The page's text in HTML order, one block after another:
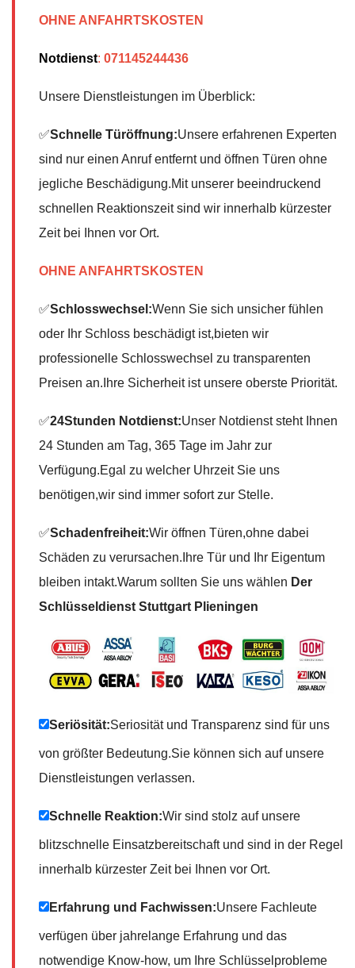
OHNE ANFAHRTSKOSTEN
Notdienst: 071145244436
Unsere Dienstleistungen im Überblick:
✅Schnelle Türöffnung:Unsere erfahrenen Experten
sind nur einen Anruf entfernt und öffnen Türen ohne
jegliche Beschädigung.Mit unserer beeindruckend
schnellen Reaktionszeit sind wir innerhalb kürzester
Zeit bei Ihnen vor Ort.
OHNE ANFAHRTSKOSTEN
✅Schlosswechsel:Wenn Sie sich unsicher fühlen
oder Ihr Schloss beschädigt ist,bieten wir
professionelle Schlosswechsel zu transparenten
Preisen an.Ihre Sicherheit ist unsere oberste Priorität.
✅24Stunden Notdienst:Unser Notdienst steht Ihnen
24 Stunden am Tag, 365 Tage im Jahr zur
Verfügung.Egal zu welcher Uhrzeit Sie uns
benötigen,wir sind immer sofort zur Stelle.
✅Schadenfreiheit:Wir öffnen Türen,ohne dabei
Schäden zu verursachen.Ihre Tür und Ihr Eigentum
bleiben intakt.Warum sollten Sie uns wählen Der
Schlüsseldienst Stuttgart Plieningen
Seriösität:Seriosität und Transparenz sind für uns
von größter Bedeutung.Sie können sich auf unsere
Dienstleistungen verlassen.
Schnelle Reaktion:Wir sind stolz auf unsere
blitzschnelle Einsatzbereitschaft und sind in der Regel
innerhalb kürzester Zeit bei Ihnen vor Ort.
Erfahrung und Fachwissen:Unsere Fachleute
verfügen über jahrelange Erfahrung und das
notwendige Know-how, um Ihre Schlüsselprobleme